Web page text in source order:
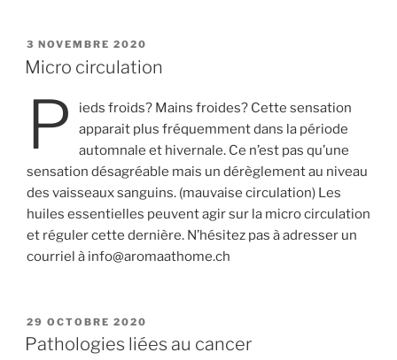
PUBLIÉ
LE
3 NOVEMBRE 2020
Micro circulation
P
ieds froids? Mains froides? Cette sensation
apparait plus fréquemment dans la période
automnale et hivernale. Ce n’est pas qu’une
sensation désagréable mais un dérèglement au niveau
des vaisseaux sanguins. (mauvaise circulation) Les
huiles essentielles peuvent agir sur la micro circulation
et réguler cette dernière. N’hésitez pas à adresser un
courriel à info@aromaathome.ch
PUBLIÉ
LE
29 OCTOBRE 2020
Pathologies liées au cancer